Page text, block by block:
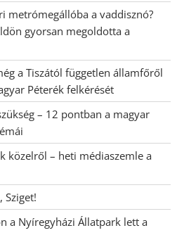
metrómegállóba a vaddisznó?
gyorsan megoldotta a
a Tiszától független államfőről
Péterék felkérését
– 12 pontban a magyar
közelről – heti médiaszemle a
Sziget!
a Nyíregyházi Állatpark lett a